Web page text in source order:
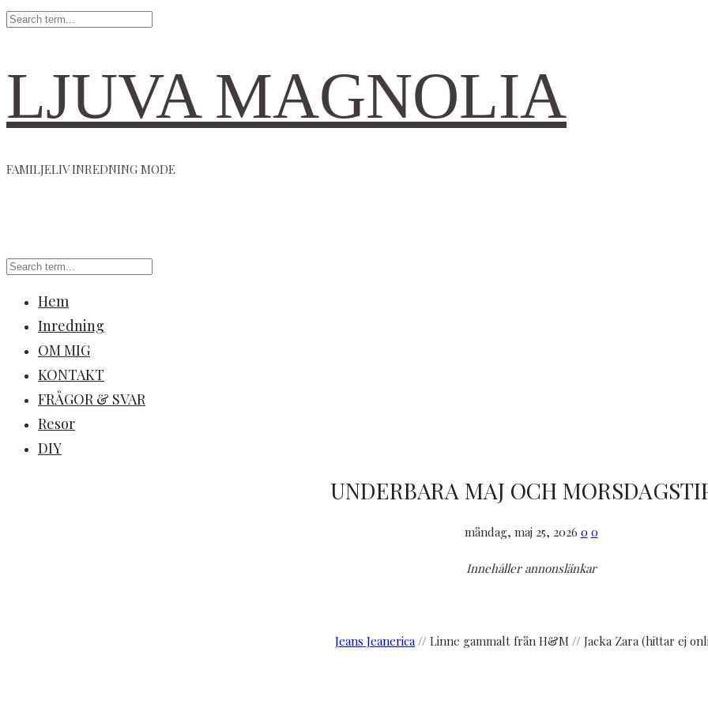
LJUVA MAGNOLIA
FAMILJELIV INREDNING MODE
Hem
Inredning
OM MIG
KONTAKT
FRÅGOR & SVAR
Resor
DIY
UNDERBARA MAJ OCH
måndag, maj 25, 2026 0 0
Innehåller annonslänkar
Jeans Jeanerica// Linne gammalt från H&M // Jacka Zara (hittar ej